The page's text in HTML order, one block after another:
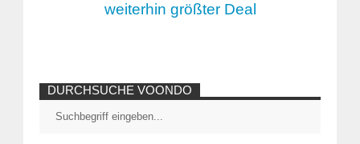
weiterhin größter Deal
DURCHSUCHE VOONDO